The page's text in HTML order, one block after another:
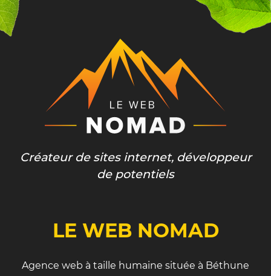
Créateur de sites internet, développeur
de potentiels
LE WEB NOMAD
Agence web à taille humaine située à Béthune